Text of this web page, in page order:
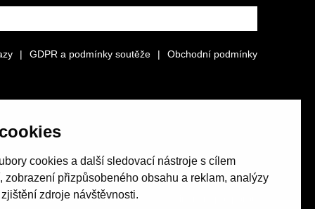
cookies a další sledovací nástroje s cílem
přizpůsobeného obsahu a reklam, analýzy
zdroje návštěvnosti.
| GDPR a podmínky soutěže | Obchodní podmínky
Revue Host vychází s laskavou finanční podporou